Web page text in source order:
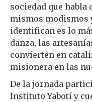
sociedad que
mismos modismos
identifican es lo
danza, las
convierten en
misionera en las
De la jornada
Instituto Yabotí y